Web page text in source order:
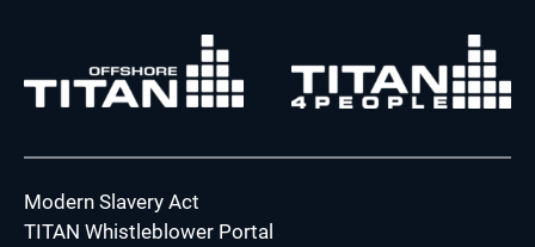
Modern Slavery Act
TITAN Whistleblower Portal